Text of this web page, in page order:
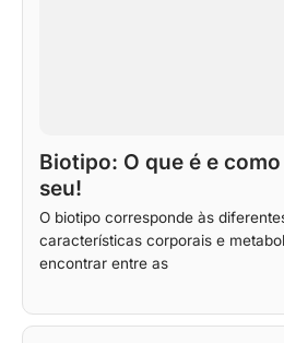
Biotipo: O que é e
seu!
O biotipo corresponde às
características corporais e
encontrar entre as